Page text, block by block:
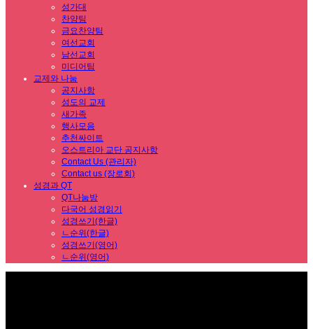
성가대
찬양팀
금요찬양팀
여선교회
남선교회
미디어팀
교제와 나눔
공지사항
성도의 교제
새가족
행사모음
추천싸이트
오스트리아 교단 공지사항
Contact Us (관리자)
Contact us (장로회)
성경과 QT
QT나눔방
다국어 성경읽기
성경쓰기(한글)
ㄴ순위(한글)
성경쓰기(영어)
ㄴ순위(영어)